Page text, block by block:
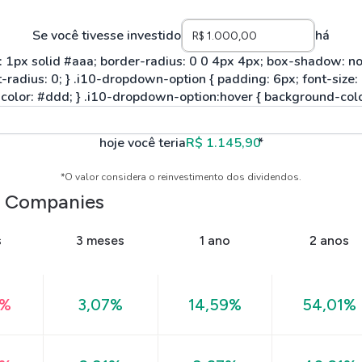
Se você tivesse investido há
hoje você teriaR$ 1.145,90*
*O valor considera o reinvestimento dos dividendos.
3 meses 1 ano 2 anos
3,07% 14,59% 54,01%